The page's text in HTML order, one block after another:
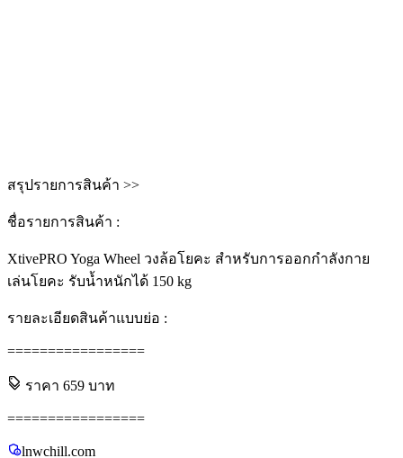
สรุปรายการสินค้า >>
ชื่อรายการสินค้า :
XtivePRO Yoga Wheel วงล้อโยคะ สำหรับการออกกำลังกาย
เล่นโยคะ รับน้ำหนักได้ 150 kg
รายละเอียดสินค้าแบบย่อ :
=================
ราคา 659 บาท
=================
lnwchill.com